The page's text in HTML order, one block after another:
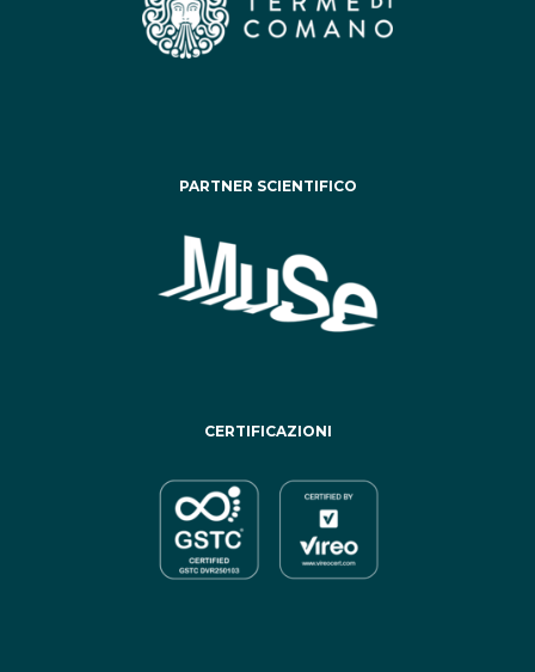
PARTNER SCIENTIFICO
CERTIFICAZIONI